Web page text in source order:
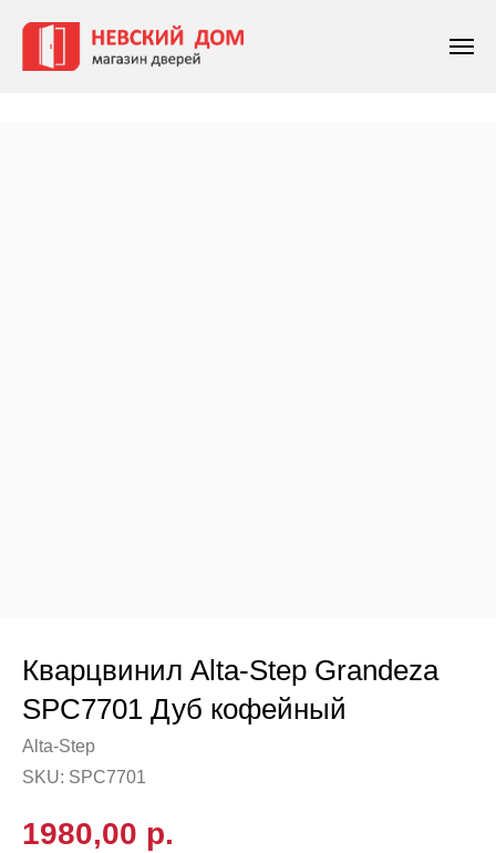
Кварцвинил Alta-Step Grandeza
SPC7701 Дуб кофейный
Alta-Step
SKU: SPC7701
1980,00 р.